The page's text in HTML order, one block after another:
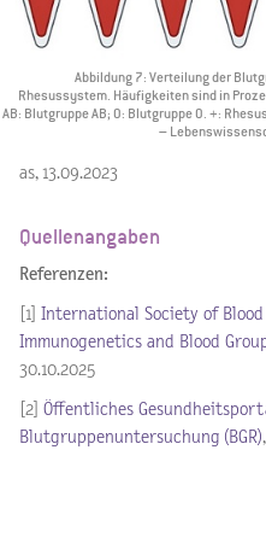
Abbildung 7: Verteilung der
Rhesussystem. Häufigkeiten sind in
AB: Blutgruppe AB; 0: Blutgruppe 0. +:
–
as, 13.09.2023
Quellenangaben
Referenzen:
[1] International Society of Blood
Immunogenetics and Blood
30.10.2025
[2] Öffentliches
Blutgruppenuntersuchung (BGR)